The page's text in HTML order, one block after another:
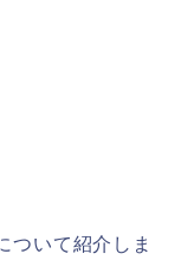
ついて紹介しま